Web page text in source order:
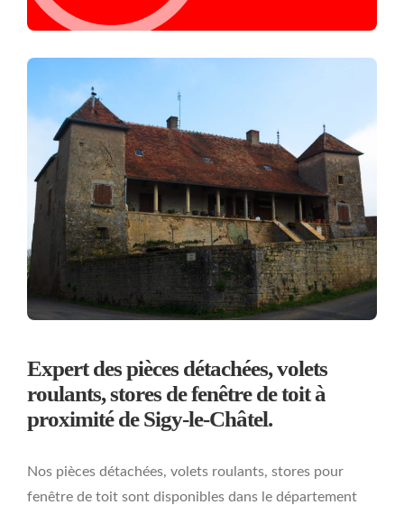
Expert des pièces détachées, volets
roulants, stores de fenêtre de toit à
proximité de Sigy-le-Châtel.
Nos pièces détachées, volets roulants, stores pour
fenêtre de toit sont disponibles dans le département